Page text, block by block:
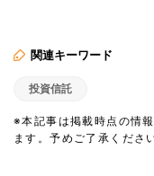
関連キーワード
投資信託
※本記事は掲載時点の情
ます。予めご了承くださ